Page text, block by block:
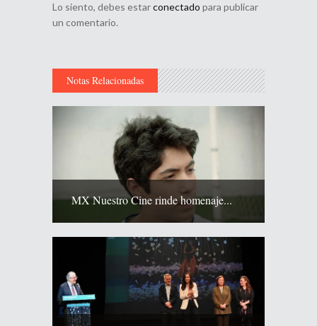
Lo siento, debes estarconectado para publicar
un comentario.
Notas Relacionadas
MX Nuestro Cine rinde homenaje...